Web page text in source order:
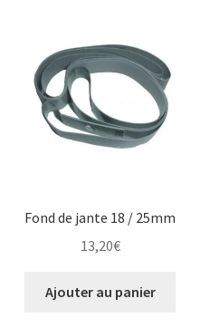
Fond de jante 18 / 25mm
13,20€
Ajouter au panier